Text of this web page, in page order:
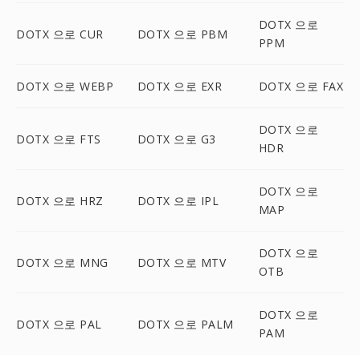
DOTX 으로 CUR DOTX 으로 PBM
DOTX 으로
PPM
DOTX 으로 WEBP DOTX 으로 EXR DOTX 으로 FAX
DOTX 으로 FTS DOTX 으로 G3
DOTX 으로
HDR
DOTX 으로 HRZ DOTX 으로 IPL
DOTX 으로
MAP
DOTX 으로 MNG DOTX 으로 MTV
DOTX 으로
OTB
DOTX 으로 PAL DOTX 으로 PALM
DOTX 으로
PAM